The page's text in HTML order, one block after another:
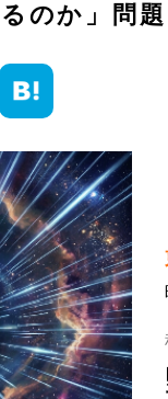
のか」問題